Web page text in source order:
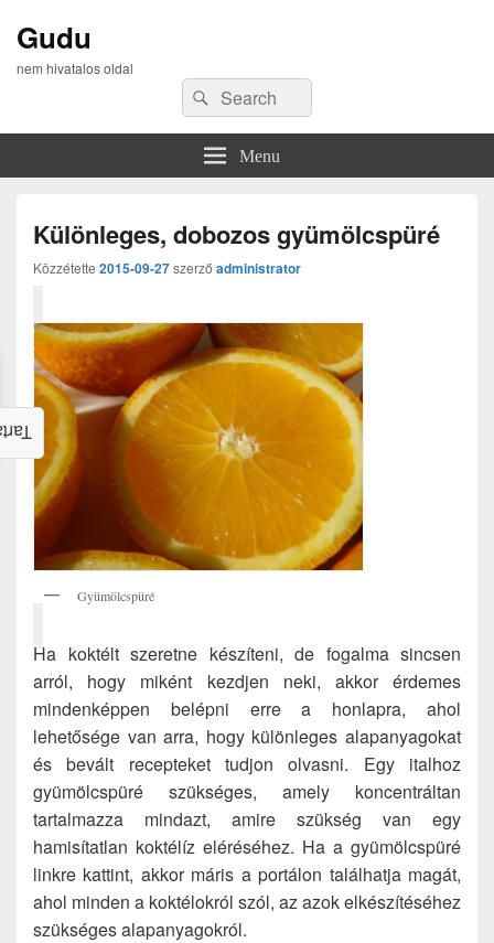
Gudu
nem hivatalos oldal
Search
for:
Search
Menu
Különleges, dobozos gyümölcspüré
Közzétette 2015-09-27szerző administrator
Gyümölcspüré
Ha koktélt szeretne készíteni, de fogalma sincsen
arról, hogy miként kezdjen neki, akkor érdemes
mindenképpen belépni erre a honlapra, ahol
lehetősége van arra, hogy különleges alapanyagokat
és bevált recepteket tudjon olvasni. Egy italhoz
gyümölcspüré szükséges, amely koncentráltan
tartalmazza mindazt, amire szükség van egy
hamisítatlan koktélíz eléréséhez. Ha a gyümölcspüré
linkre kattint, akkor máris a portálon találhatja magát,
ahol minden a koktélokról szól, az azok elkészítéséhez
szükséges alapanyagokról.